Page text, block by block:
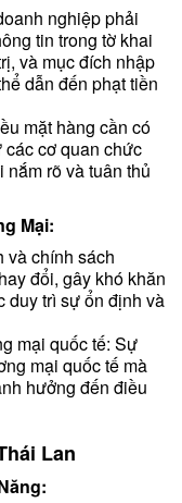
nghiệp phải
tin trong tờ khai
và mục đích nhập
dẫn đến phạt tiền
mặt hàng cần có
cơ quan chức
rõ và tuân thủ
Mại:
và chính sách
đổi, gây khó khăn
duy trì sự ổn định và
mại quốc tế: Sự
mại quốc tế mà
hưởng đến điều
Lan